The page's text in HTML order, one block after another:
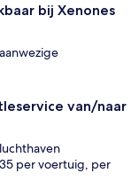
bij Xenones
van/naar
per voertuig, per